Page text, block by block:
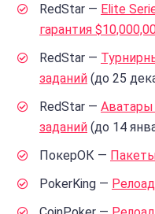
RedStar — Elite
гарантия
RedStar —
заданий (до 25
RedStar —
заданий (до 14
ПокерОК —
PokerKing —